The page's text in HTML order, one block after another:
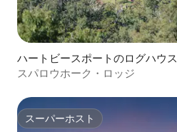
ハートビースポートのログハウス
スパロウホーク・ロッジ
スーパーホスト
スーパーホスト